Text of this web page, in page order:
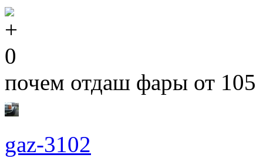
0
почем отдаш фары от 105
gaz-3102